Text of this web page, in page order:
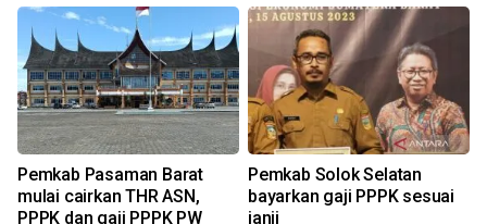
Pemkab Pasaman Barat
mulai cairkan THR ASN,
PPPK dan gaji PPPK PW
Pemkab Solok Selatan
bayarkan gaji PPPK sesuai
janji